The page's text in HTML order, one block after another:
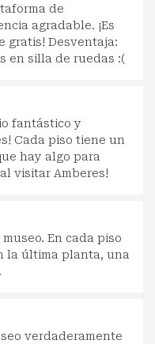
de
agradable. ¡Es
gratis! Desventaja:
en silla de ruedas :(
fantástico y
Cada piso tiene un
hay algo para
visitar Amberes!
En cada piso
la última planta, una
verdaderamente